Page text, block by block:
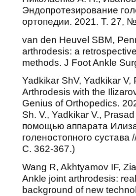
Эндопротезирование
ортопедии. 2021. Т. 27,
van den Heuvel SBM,
arthrodesis: a
methods. J Foot Ankle
Yadkikar ShV, Yadkikar V,
Arthrodesis with the
Genius of Orthopedics.
Sh. V., Yadkikar V.,
помощью аппарата
голеностопного
С. 362-367.)
Wang R, Akhtyamov IF,
Ankle joint arthrodesis:
background of new